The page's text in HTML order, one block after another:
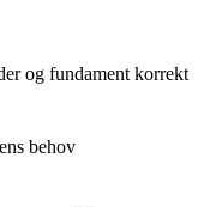
og fundament korrekt
behov